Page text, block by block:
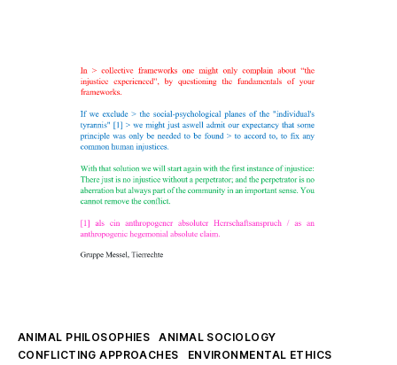
Kategorien
ANIMAL PHILOSOPHIES
ANIMAL SOCIOLOGY
CONFLICTING APPROACHES
ENVIRONMENTAL ETHICS